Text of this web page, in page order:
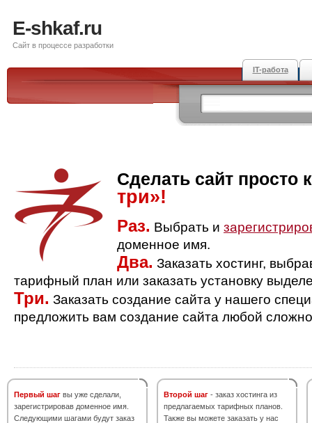
E-shkaf.ru
Сайт в процессе разработки
IT-работа
Сделать сайт просто
три»!
Раз. Выбрать и
доменное имя.
Два. Заказать хостинг,
тарифный план или заказать установку
Три. Заказать создание сайта у нашего
предложить вам создание сайта любой
Первый шаг вы уже сделали,
зарегистрировав доменное имя.
Следующими шагами будут заказ
Второй шаг - заказ хостинга из
предлагаемых тарифных планов.
Также вы можете заказать у нас